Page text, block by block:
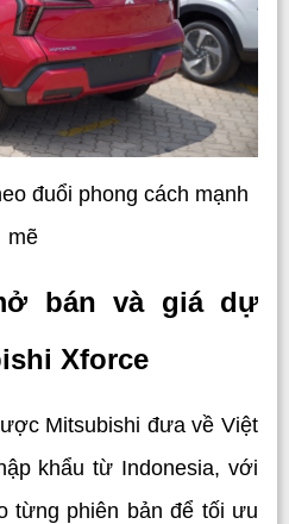
đuổi phong cách mạnh
mẽ
bán và giá dự
Xforce
Mitsubishi đưa về Việt
khẩu từ Indonesia, với
từng phiên bản để tối ưu